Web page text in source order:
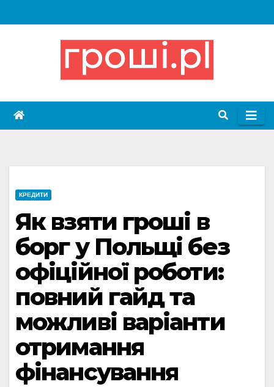
to
КРЕДИТИ
Як взяти гроші в
борг у Польщі без
офіційної роботи:
повний гайд та
можливі варіанти
отримання
фінансування